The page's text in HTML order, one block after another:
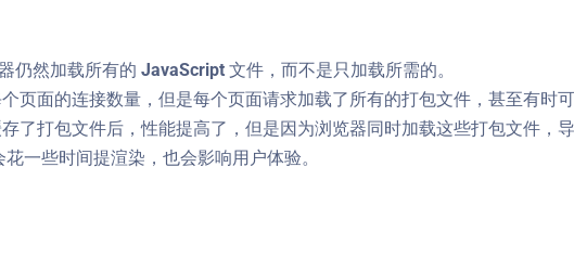
然加载所有的 JavaScript 文件，而不是只加载所需的。
面的连接数量，但是每个页面请求加载了所有的打包文件，甚至有时
了打包文件后，性能提高了，但是因为浏览器同时加载这些打包文件，
一些时间提渲染，也会影响用户体验。